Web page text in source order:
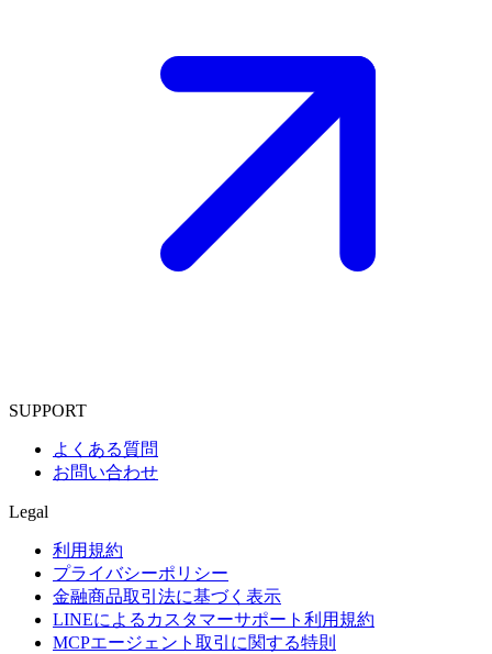
SUPPORT
よくある質問
お問い合わせ
Legal
利用規約
プライバシーポリシー
金融商品取引法に基づく表示
LINEによるカスタマーサポート利用規約
MCPエージェント取引に関する特則